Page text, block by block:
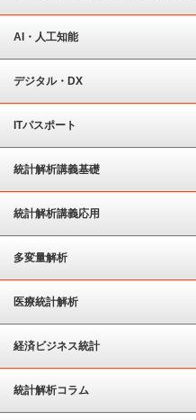
AI・人工知能
デジタル・DX
ITパスポート
統計解析講義基礎
統計解析講義応用
多変量解析
医療統計解析
経済ビジネス統計
統計解析コラム